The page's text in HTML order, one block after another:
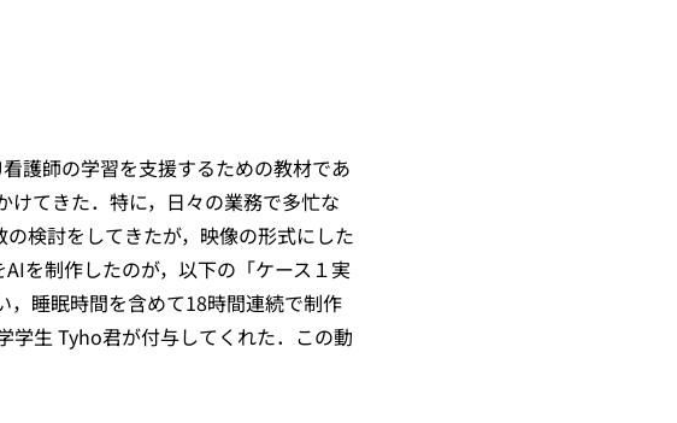
護師の学習を支援するための教材であ
けてきた．特に，日々の業務で多忙な
検討をしてきたが，映像の形式にした
を制作したのが，以下の「ケース１実
睡眠時間を含めて18時間連続で制作
学生 Tyho君が付与してくれた．この動